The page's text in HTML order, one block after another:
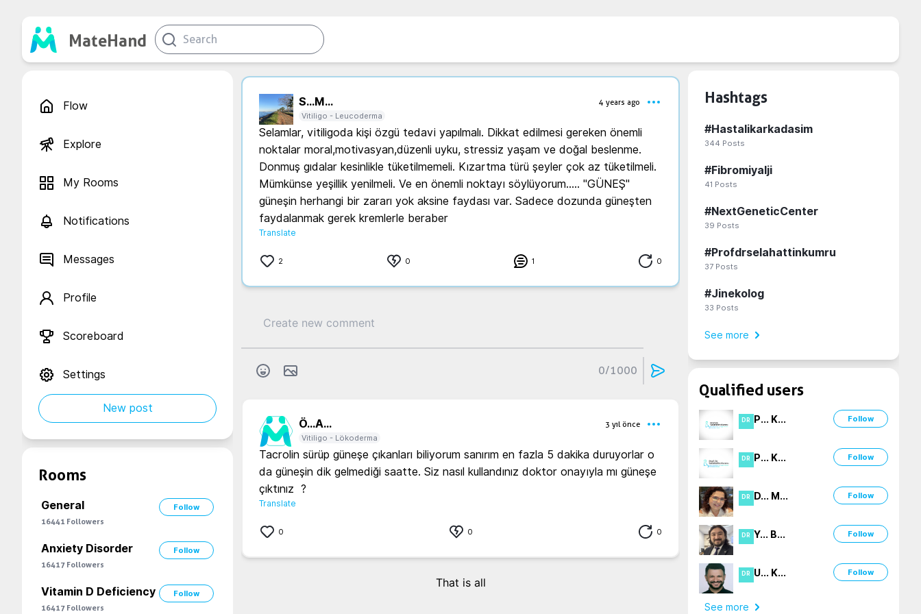
MateHand
Flow
Explore
My Rooms
Notifications
Messages
Profile
Scoreboard
Settings
New post
Rooms
General
Follow
16441 Followers
Anxiety Disorder
Follow
16417 Followers
Vitamin D Deficiency
Follow
16417 Followers
S...M...
4 years ago
Vitiligo - Leucoderma
Selamlar, vitiligoda kişi özgü tedavi yapılmalı. Dikkat edilmesi gereken önemli
noktalar moral,motivasyan,düzenli uyku, stressiz yaşam ve doğal beslenme.
Donmuş gıdalar kesinlikle tüketilmemeli. Kızartma türü şeyler çok az tüketilmeli.
Mümkünse yeşillik yenilmeli. Ve en önemli noktayı söylüyorum..... ''GÜNEŞ''
güneşin herhangi bir zararı yok aksine faydası var. Sadece dozunda güneşten
faydalanmak gerek kremlerle beraber
Translate
2 0 1 0
0/1000
Ö...A...
3 yıl önce
Vitiligo - Lökoderma
Tacrolin sürüp güneşe çıkanları biliyorum sanırım en fazla 5 dakika duruyorlar o
da güneşin dik gelmediği saatte. Siz nasıl kullandınız doktor onayıyla mı güneşe
çıktınız  ?
Translate
0 0 0
That is all
Hashtags
#Hastalikarkadasim
344 Posts
#Fibromiyalji
41 Posts
#NextGeneticCenter
39 Posts
#Profdrselahattinkumru
37 Posts
#Jinekolog
33 Posts
See more
Qualified users
DR P... K... Follow
DR P... K... Follow
DR D... M... Follow
DR Y... B... Follow
DR U... K... Follow
See more